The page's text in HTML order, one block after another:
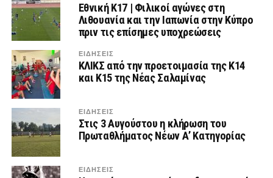
Εθνική K17 | Φιλικοί αγώνες στη
Λιθουανία και την Ιαπωνία στην Κύπρο
πριν τις επίσημες υποχρεώσεις
ΕΙΔΗΣΕΙΣ
ΚΛΙΚΣ από την προετοιμασία της Κ14
και Κ15 της Νέας Σαλαμίνας
ΕΙΔΗΣΕΙΣ
Στις 3 Αυγούστου η κλήρωση του
Πρωταθλήματος Νέων Α’ Κατηγορίας
ΕΙΔΗΣΕΙΣ